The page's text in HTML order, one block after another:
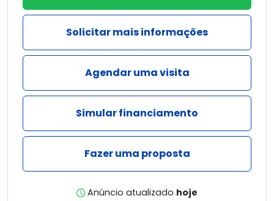
Solicitar mais informações
Agendar uma visita
Simular financiamento
Fazer uma proposta
Anúncio atualizado hoje